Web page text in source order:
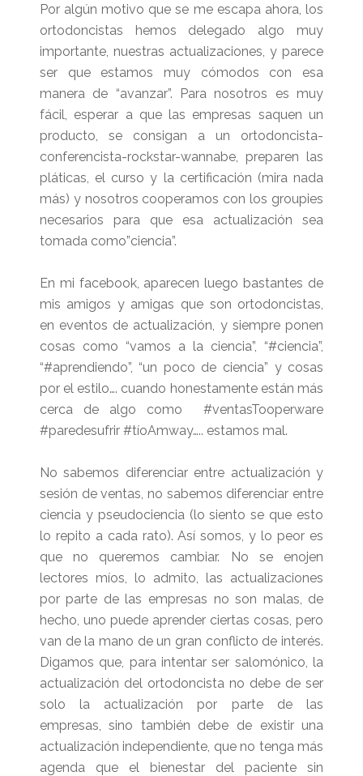
Por algún motivo que se me escapa ahora, los
ortodoncistas hemos delegado algo muy
importante, nuestras actualizaciones, y parece
ser que estamos muy cómodos con esa
manera de “avanzar”. Para nosotros es muy
fácil, esperar a que las empresas saquen un
producto, se consigan a un ortodoncista-
conferencista-rockstar-wannabe, preparen las
pláticas, el curso y la certificación (mira nada
más) y nosotros cooperamos con los groupies
necesarios para que esa actualización sea
tomada como”ciencia”.
En mi facebook, aparecen luego bastantes de
mis amigos y amigas que son ortodoncistas,
en eventos de actualización, y siempre ponen
cosas como “vamos a la ciencia”, “#ciencia”,
“#aprendiendo”, “un poco de ciencia” y cosas
por el estilo…. cuando honestamente están más
cerca de algo como #ventasTooperware
#paredesufrir #tíoAmway….. estamos mal.
No sabemos diferenciar entre actualización y
sesión de ventas, no sabemos diferenciar entre
ciencia y pseudociencia (lo siento se que esto
lo repito a cada rato). Así somos, y lo peor es
que no queremos cambiar. No se enojen
lectores míos, lo admito, las actualizaciones
por parte de las empresas no son malas, de
hecho, uno puede aprender ciertas cosas, pero
van de la mano de un gran conflicto de interés.
Digamos que, para intentar ser salomónico, la
actualización del ortodoncista no debe de ser
solo la actualización por parte de las
empresas, sino también debe de existir una
actualización independiente, que no tenga más
agenda que el bienestar del paciente sin